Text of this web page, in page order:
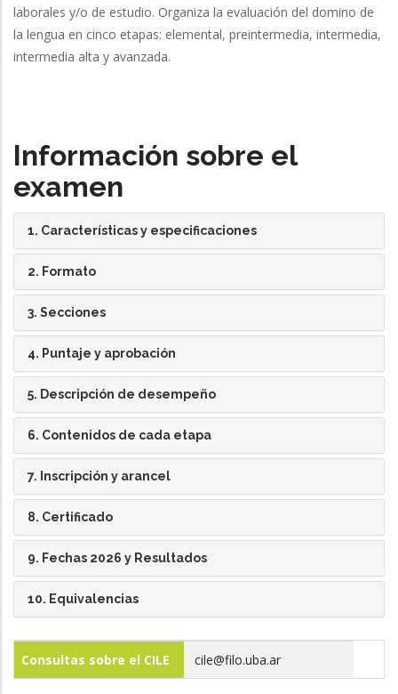
laborales y/o de estudio. Organiza la evaluación del domino de
la lengua en cinco etapas: elemental, preintermedia, intermedia,
intermedia alta y avanzada.
Información sobre el
examen
1. Características y especificaciones
2. Formato
3. Secciones
4. Puntaje y aprobación
5. Descripción de desempeño
6. Contenidos de cada etapa
7. Inscripción y arancel
8. Certificado
9. Fechas 2026 y Resultados
10. Equivalencias
Consultas sobre el CILE cile@filo.uba.ar